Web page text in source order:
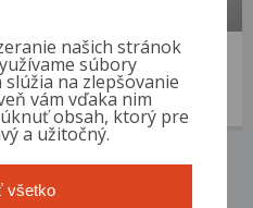
Passat
| VIN: WVWZZZ3CZEE086278
od 18 €/mes.
našich stránok
súbory
na zlepšovanie
vám vďaka nim
obsah, ktorý pre
a užitočný.
všetko